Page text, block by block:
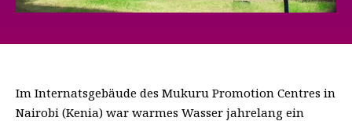
Im Internatsgebäude des Mukuru Promotion Centres in
Nairobi (Kenia) war warmes Wasser jahrelang ein